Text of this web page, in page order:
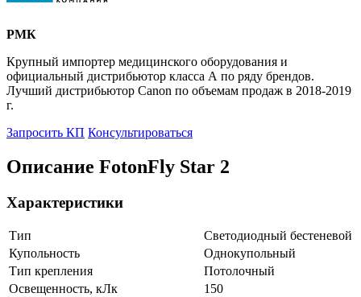
РМК
Крупный импортер медицинского оборудования и
официальный дистрибьютор класса А по ряду брендов.
Лучший дистрибьютор Canon по объемам продаж в 2018-2019
г.
Запросить КП Консультироваться
Описание FotonFly Star 2
Характеристики
Тип
Светодиодный бестеневой
Купольность
Однокупольный
Тип крепления
Потолочный
Освещенность, кЛк
150